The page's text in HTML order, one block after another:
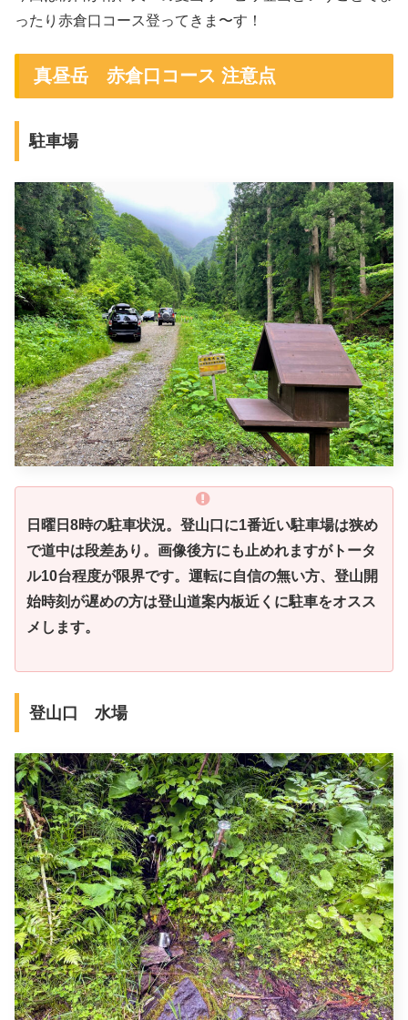
ったり赤倉口コース登ってきま〜す！
真昼岳 赤倉口コース 注意点
駐車場
日曜日8時の駐車状況。登山口に1番近い駐車場は狭め
で道中は段差あり。画像後方にも止めれますがトータ
ル10台程度が限界です。運転に自信の無い方、登山開
始時刻が遅めの方は登山道案内板近くに駐車をオスス
メします。
登山口 水場